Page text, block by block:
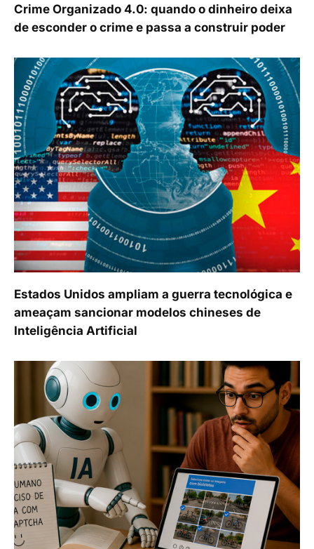
Crime Organizado 4.0: quando o dinheiro deixa
de esconder o crime e passa a construir poder
Estados Unidos ampliam a guerra tecnológica e
ameaçam sancionar modelos chineses de
Inteligência Artificial